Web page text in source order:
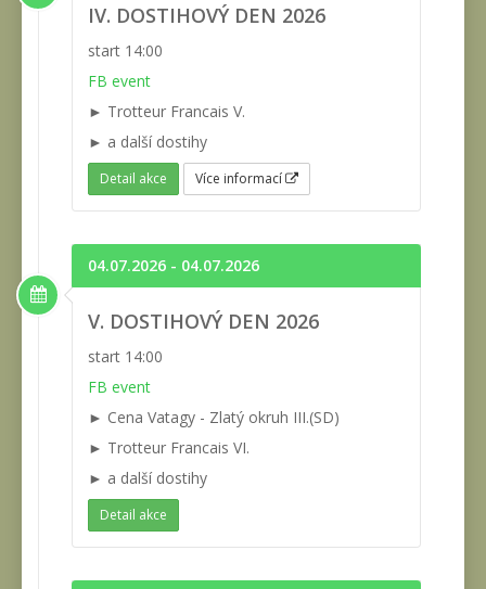
IV. DOSTIHOVÝ DEN 2026
start 14:00
FB event
► Trotteur Francais V.
► a další dostihy
Detail akce Více informací
04.07.2026 - 04.07.2026
V. DOSTIHOVÝ DEN 2026
start 14:00
FB event
► Cena Vatagy - Zlatý okruh III.(SD)
► Trotteur Francais VI.
► a další dostihy
Detail akce